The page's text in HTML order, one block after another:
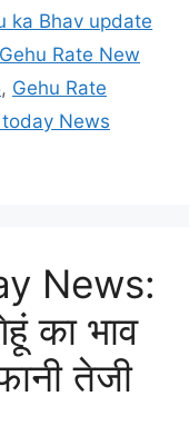
ka Bhav update
Gehu Rate New
, Gehu Rate
News
News:
का भाव
तेजी